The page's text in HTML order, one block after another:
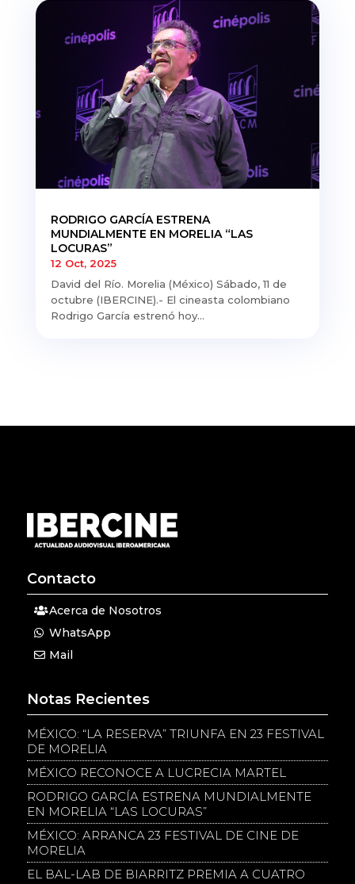
RODRIGO GARCÍA ESTRENA
MUNDIALMENTE EN MORELIA “LAS
LOCURAS”
12 Oct, 2025
David del Río. Morelia (México) Sábado, 11 de
octubre (IBERCINE).- El cineasta colombiano
Rodrigo García estrenó hoy...
Contacto
Acerca de Nosotros
WhatsApp
Mail
Notas Recientes
MÉXICO: “LA RESERVA” TRIUNFA EN 23 FESTIVAL
DE MORELIA
MÉXICO RECONOCE A LUCRECIA MARTEL
RODRIGO GARCÍA ESTRENA MUNDIALMENTE
EN MORELIA “LAS LOCURAS”
MÉXICO: ARRANCA 23 FESTIVAL DE CINE DE
MORELIA
EL BAL-LAB DE BIARRITZ PREMIA A CUATRO